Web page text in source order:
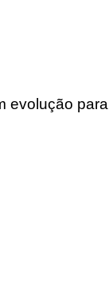
evolução para